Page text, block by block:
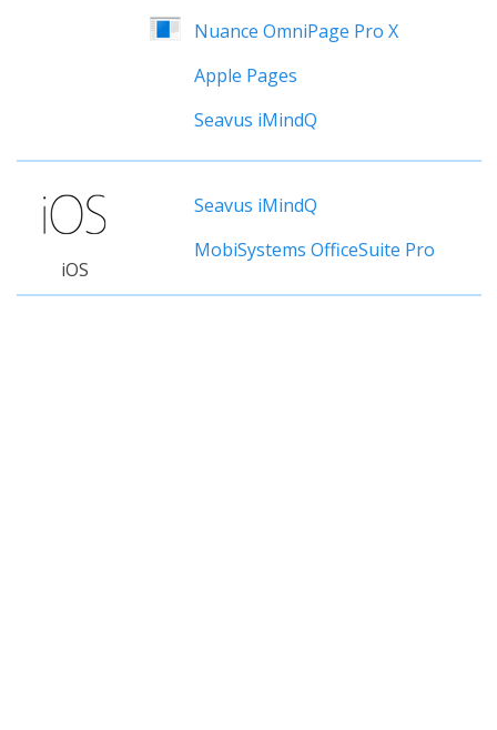
Nuance OmniPage Pro X
Apple Pages
Seavus iMindQ
iOS
Seavus iMindQ
MobiSystems OfficeSuite Pro